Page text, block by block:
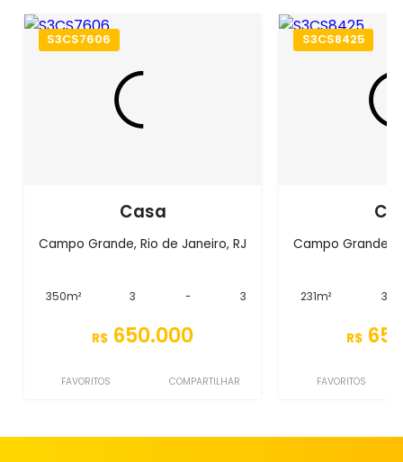
S3CS7606
Casa
Campo Grande, Rio de Janeiro, RJ
350m² 3 - 3
R$ 650.000
FAVORITOS COMPARTILHAR
S3CS8425
Campo Grande,
231m² 3
R$
FAVORITOS